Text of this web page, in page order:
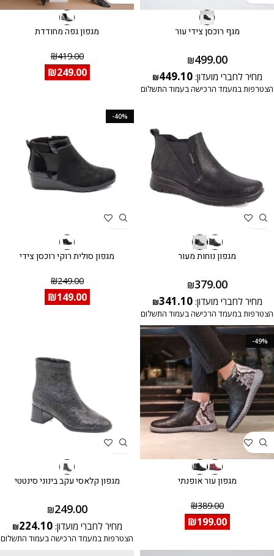
מגף רוכסן צידי עור
₪499.00
מחיר לחברי מועדון: ₪449.10
הצטרפות במעמד הרכישה בעמוד התשלום
מגפון גפה מחודדת
₪419.00
₪249.00
מגפון נוחות מעור
₪379.00
מחיר לחברי מועדון: ₪341.10
הצטרפות במעמד הרכישה בעמוד התשלום
-40%
מגפון סולית רוקי רוכסן צידי
₪249.00
₪149.00
-49%
מגפון עור אופנתי
₪389.00
₪199.00
מגפון קלאסי עקב בינוני סינטטי
₪249.00
מחיר לחברי מועדון: ₪224.10
הצטרפות במעמד הרכישה בעמוד התשלום